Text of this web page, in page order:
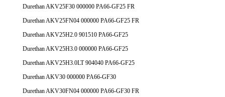
Durethan AKV25F30 000000 PA66-GF25 FR
Durethan AKV25FN04 000000 PA66-GF25 FR
Durethan AKV25H2.0 901510 PA66-GF25
Durethan AKV25H3.0 000000 PA66-GF25
Durethan AKV25H3.0LT 904040 PA66-GF25
Durethan AKV30 000000 PA66-GF30
Durethan AKV30FN04 000000 PA66-GF30 FR